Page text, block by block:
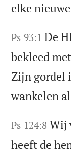
elke
Ps 93:1 De
bekleed
Zijn gordel
wankelen
Ps 124:8 Wij
heeft de